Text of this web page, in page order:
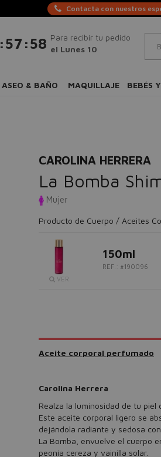
Contacta con nuestros
:57 :58 Para recibir tu pedido
el Lunes 10
ASEO & BAÑO MAQUILLAJE BEBÉS
CAROLINA HERRERA
La Bomba
Mujer
Producto de Cuerpo / Aceites
VER
150ml
REF.: #190096
Aceite corporal perfumado
Carolina Herrera
Realza la luminosidad de tu piel
Este aceite corporal ligero se
dejándola radiante y sedosa
La Bomba, envuelve el cuerpo
peonía cereza y vainilla solar.